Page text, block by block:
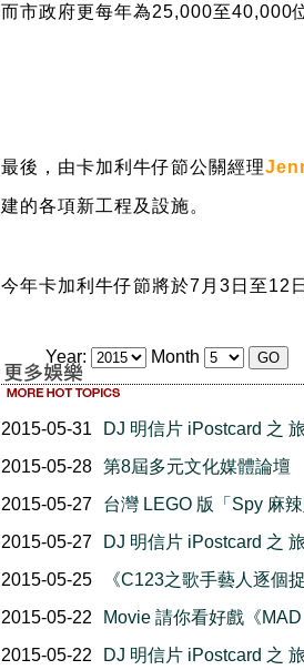
而市政府更每年為25,000至40,000
最後，由卡加利牛仔節公關經理
建的各項新工程及設施。
今年卡加利牛仔節將於7月3日至12
Year: Month
2015-05-31
DJ 明信片 iPostcard 之
2015-05-28 第8屆多元文化媒體論壇
2015-05-27
台灣 LEGO 版「Spy 麻
2015-05-27
DJ 明信片 iPostcard 之
2015-05-25
《C123之歌手藝人逐個
2015-05-22
Movie 請你看好戲《
2015-05-22
DJ 明信片 iPostcard 之